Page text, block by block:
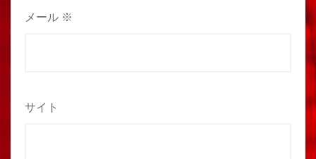
メール ※
サイト